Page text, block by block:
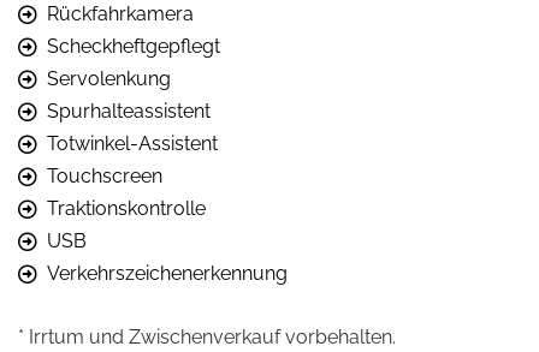
Rückfahrkamera
Scheckheftgepflegt
Servolenkung
Spurhalteassistent
Totwinkel-Assistent
Touchscreen
Traktionskontrolle
USB
Verkehrszeichenerkennung
* Irrtum und Zwischenverkauf vorbehalten.